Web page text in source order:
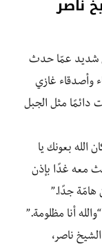
ناصر
شديد عمّا حدث
وأصدقاء غازي
دائمًا مثل الجبل
الله بعونك يا
معه غدًا بإذن
هامّة جدًا.”
أنا مظلومة.”
ناصر،